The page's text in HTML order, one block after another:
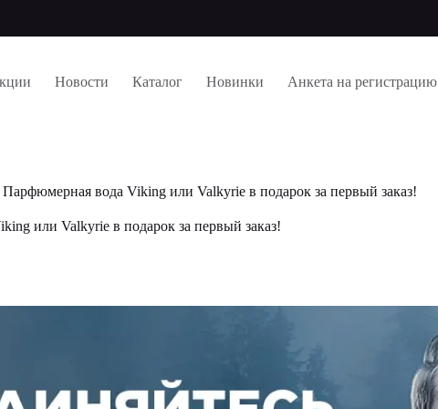
Новости Каталог Новинки Анкета на регистрацию
Парфюмерная вода Viking или Valkyrie в подарок за первый заказ!
или Valkyrie в подарок за первый заказ!